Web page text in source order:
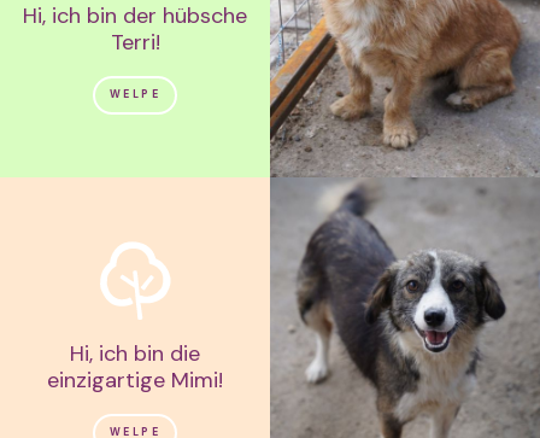
Hi, ich bin der hübsche
Terri!
WELPE
Hi, ich bin die
einzigartige Mimi!
WELPE